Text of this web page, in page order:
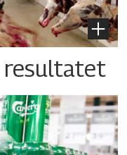
resultatet